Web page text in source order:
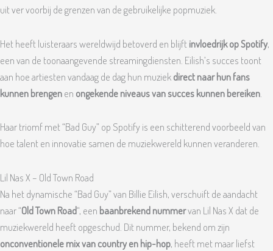
uit ver voorbij de grenzen van de gebruikelijke popmuziek.
Het heeft luisteraars wereldwijd betoverd en blijftinvloedrijk op Spotify,
een van de toonaangevende streamingdiensten. Eilish’s succes toont
aan hoe artiesten vandaag de dag hun muziekdirect naar hun fans
kunnen brengenen ongekende niveaus van succes kunnen bereiken
Haar triomf met “Bad Guy” op Spotify is een schitterend voorbeeld van
hoe talent en innovatie samen de muziekwereld kunnen veranderen.
Lil Nas X – Old Town Road
Na het dynamische “Bad Guy” van Billie Eilish, verschuift de aandacht
naar “Old Town Road“, een baanbrekend nummervan Lil Nas X dat de
muziekwereld heeft opgeschud. Dit nummer, bekend om zijn
onconventionele mix van country en hip-hop, heeft met maar liefst